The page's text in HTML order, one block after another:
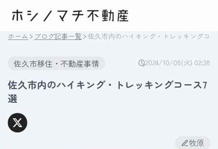
ホーム ブログ記事一覧 佐久市内のハイキング・トレッキングコ
佐久市移住・不動産事情 2024/10/08(火) 02:38
佐久市内のハイキング・トレッキングコース7
選
牧原